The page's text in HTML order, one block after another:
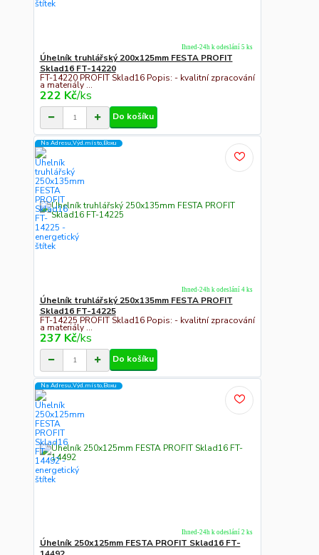
Úhelník truhlářský 200x125mm FESTA PROFIT
Sklad16 FT-14220
FT-14220 PROFIT Sklad16 Popis: - kvalitní zpracování
a materiály ...
222 Kč/ks
Ihned-24h k odeslání 5 ks
Do košíku
Na Adresu,Výd.místo,Boxu
Úhelník truhlářský 250x135mm FESTA PROFIT
Sklad16 FT-14225
FT-14225 PROFIT Sklad16 Popis: - kvalitní zpracování
a materiály ...
237 Kč/ks
Ihned-24h k odeslání 4 ks
Do košíku
Na Adresu,Výd.místo,Boxu
Úhelník 250x125mm FESTA PROFIT Sklad16 FT-
Ihned-24h k odeslání 2 ks